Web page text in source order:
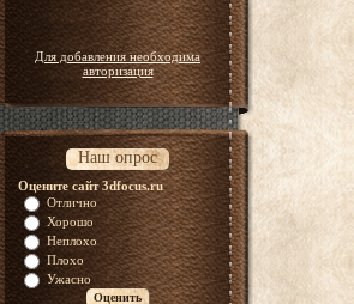
Для добавления необходима
авторизация
Наш опрос
Оцените сайт 3dfocus.ru
Отлично
Хорошо
Неплохо
Плохо
Ужасно